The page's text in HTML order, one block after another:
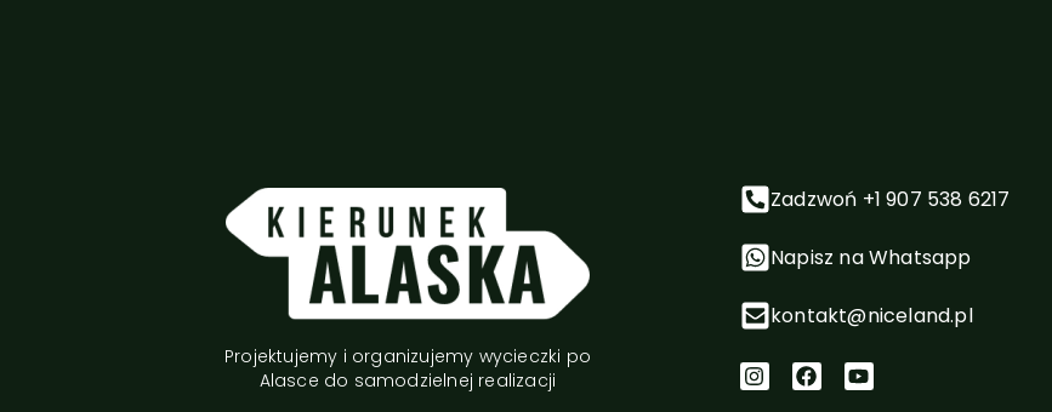
Projektujemy i organizujemy wycieczki po
Alasce do samodzielnej realizacji
Zadzwoń +1 907 538 6217
Napisz na Whatsapp
kontakt@niceland.pl